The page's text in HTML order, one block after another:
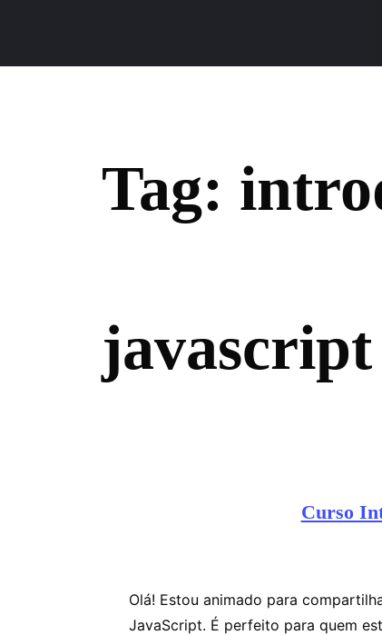
Tag:
javascript
Curso
Olá! Estou animado para
JavaScript. É perfeito para quem